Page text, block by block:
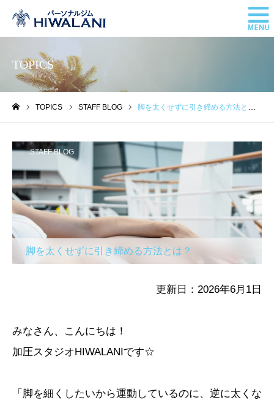
TOPICS
TOPICS STAFF BLOG 脚を太くせずに引き締める方法とは？
STAFF BLOG
脚を太くせずに引き締める方法とは？
更新日：2026年6月1日
みなさん、こんにちは！
加圧スタジオHIWALANIです☆
「脚を細くしたいから運動しているのに、逆に太くな